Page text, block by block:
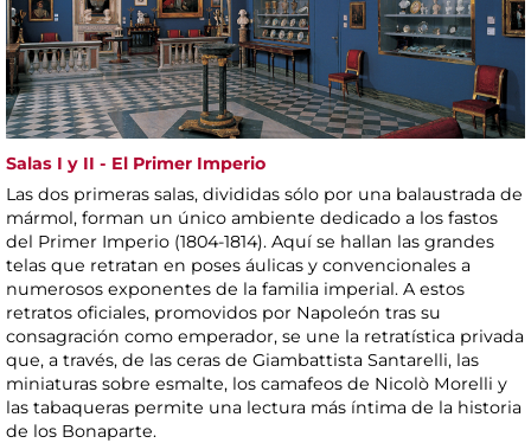
Salas I y II - El Primer Imperio
Las dos primeras salas, divididas sólo por una balaustrada de
mármol, forman un único ambiente dedicado a los fastos
del Primer Imperio (1804-1814). Aquí se hallan las grandes
telas que retratan en poses áulicas y convencionales a
numerosos exponentes de la familia imperial. A estos
retratos oficiales, promovidos por Napoleón tras su
consagración como emperador, se une la retratística privada
que, a través, de las ceras de Giambattista Santarelli, las
miniaturas sobre esmalte, los camafeos de Nicolò Morelli y
las tabaqueras permite una lectura más íntima de la historia
de los Bonaparte.